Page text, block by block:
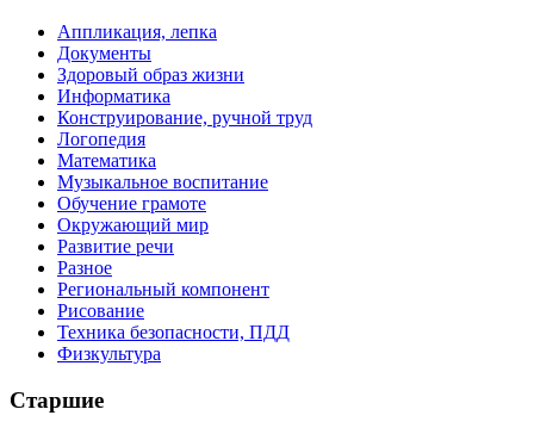
Аппликация, лепка
Документы
Здоровый образ жизни
Информатика
Конструирование, ручной труд
Логопедия
Математика
Музыкальное воспитание
Обучение грамоте
Окружающий мир
Развитие речи
Разное
Региональный компонент
Рисование
Техника безопасности, ПДД
Физкультура
Старшие